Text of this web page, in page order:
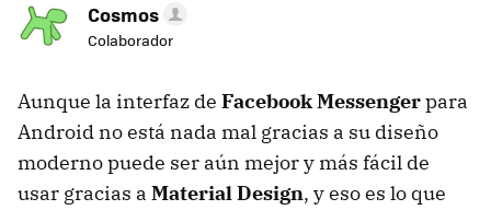
Cosmos
Colaborador
Aunque la interfaz de Facebook Messengerpara
Android no está nada mal gracias a su diseño
moderno puede ser aún mejor y más fácil de
usar gracias a Material Design, y eso es lo que